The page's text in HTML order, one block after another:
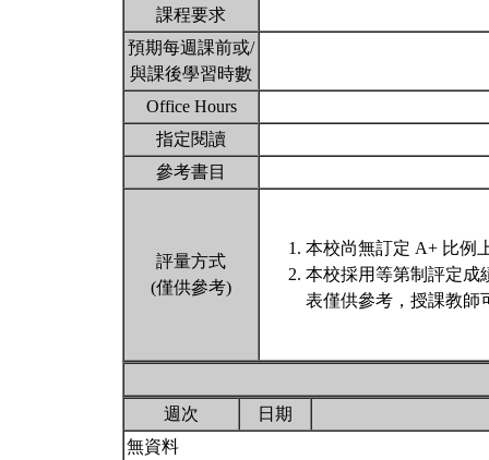
課程要求
預期每週課前或/
與課後學習時數
Office Hours
指定閱讀
參考書目
評量方式
(僅供參考)
本校尚無訂定 A+ 比例
本校採用等第制評定成
表僅供參考，授課教師
週次
日期
無資料